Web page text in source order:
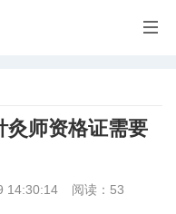

灸师资格证需要
14:30:14 阅读：53